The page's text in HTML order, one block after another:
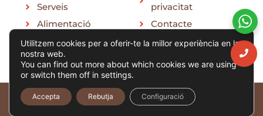
Serveis
Alimentació
Menú
privacitat
Contacte
© 2026 Desarrollado porTuEspecialistaWeb
Utilitzem cookies per a oferir-te la millor experiència en la
nostra web.
You can find out more about which cookies we are using
or switch them off in settings.
Accepta Rebutja Configuració